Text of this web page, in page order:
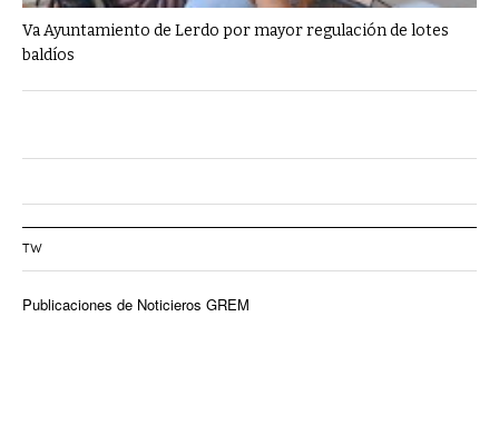
Va Ayuntamiento de Lerdo por mayor regulación de lotes
baldíos
TW
Publicaciones de Noticieros GREM